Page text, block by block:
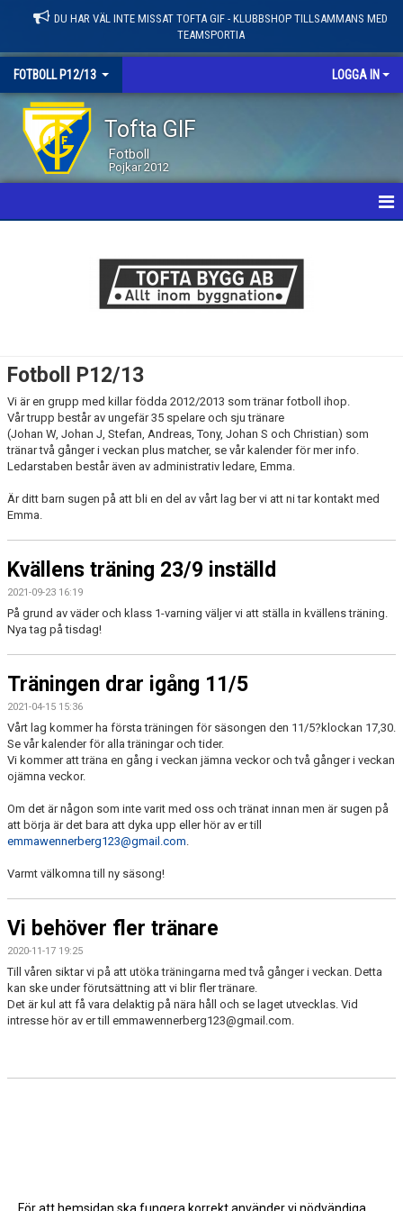
DU HAR VÄL INTE MISSAT TOFTA GIF - KLUBBSHOP TILLSAMMANS MED
TEAMSPORTIA
FOTBOLL P12/13 LOGGA IN
Tofta GIF
Fotboll
Pojkar 2012
BILDGALLERI
DOKUMENT
Fotboll P12/13
Vi är en grupp med killar födda 2012/2013 som tränar fotboll ihop.
Vår trupp består av ungefär 35 spelare och sju tränare
(Johan W, Johan J, Stefan, Andreas, Tony, Johan S och Christian) som
tränar två gånger i veckan plus matcher, se vår kalender för mer info.
Ledarstaben består även av administrativ ledare, Emma.
Är ditt barn sugen på att bli en del av vårt lag ber vi att ni tar kontakt med
Emma.
Kvällens träning 23/9 inställd
2021-09-23 16:19
På grund av väder och klass 1-varning väljer vi att ställa in kvällens träning.
Nya tag på tisdag!
Träningen drar igång 11/5
2021-04-15 15:36
Vårt lag kommer ha första träningen för säsongen den 11/5?klockan 17,30.
Se vår kalender för alla träningar och tider.
Vi kommer att träna en gång i veckan jämna veckor och två gånger i veckan
ojämna veckor.
Om det är någon som inte varit med oss och tränat innan men är sugen på
att börja är det bara att dyka upp eller hör av er till
emmawennerberg123@gmail.com.
Varmt välkomna till ny säsong!
Vi behöver fler tränare
2020-11-17 19:25
Till våren siktar vi på att utöka träningarna med två gånger i veckan. Detta
kan ske under förutsättning att vi blir fler tränare.
Det är kul att få vara delaktig på nära håll och se laget utvecklas. Vid
intresse hör av er till emmawennerberg123@gmail.com.